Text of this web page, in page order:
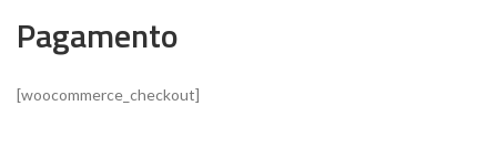
Pagamento
[woocommerce_checkout]